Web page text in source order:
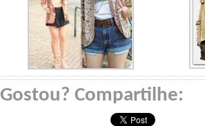
Gostou? Compartilhe: